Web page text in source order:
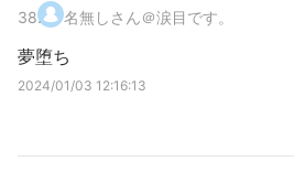
38. 名無しさん＠涙目です。
夢堕ち
2024/01/03 12:16:13